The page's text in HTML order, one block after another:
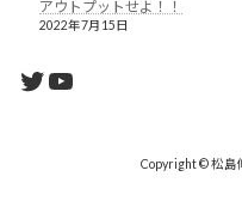
アウトプットせよ！！
2022年7月15日
Twitter
YouTube
Copyright © 松島